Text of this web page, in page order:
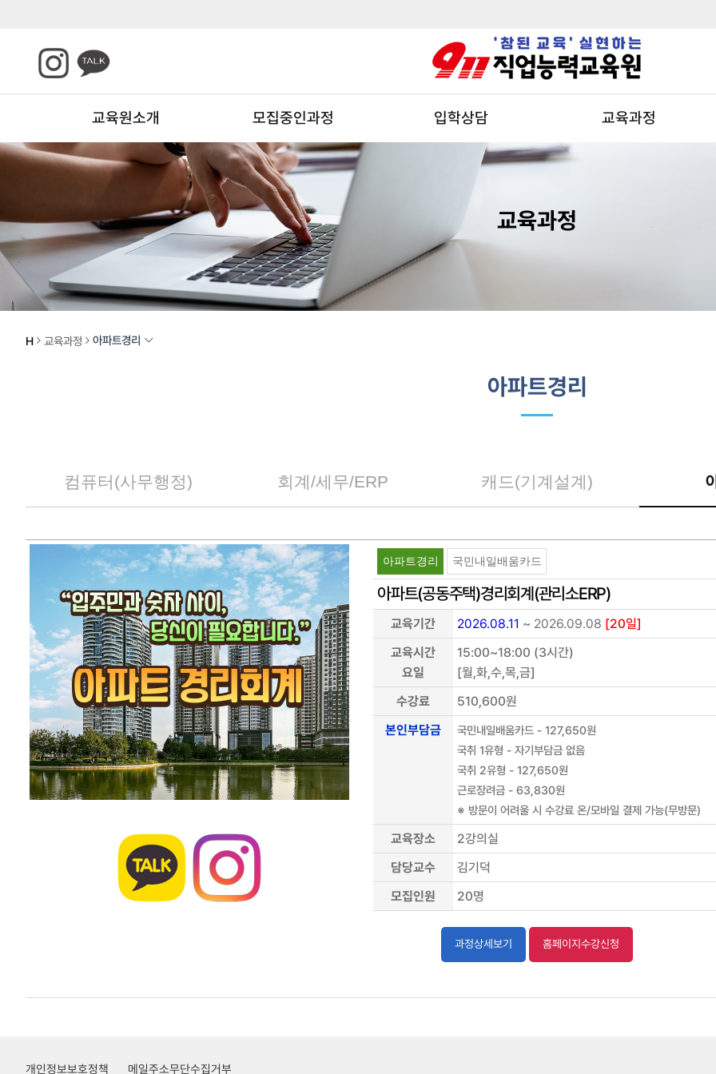
교육원소개 모집중인과정 입학상담 교육과정
교육과정
H 교육과정 아파트경리
아파트경리
컴퓨터(사무행정) 회계/세무/ERP 캐드(기계설계)
아파트경리 국민내일배움카드
아파트(공동주택)경리회계(관리소ERP)
교육기간 2026.08.11 ~ 2026.09.08 [20일]
교육시간
요일
15:00~18:00 (3시간)
[월,화,수,목,금]
수강료
510,600원
본인부담금
국민내일배움카드 - 127,650원
국취 1유형 - 자기부담금 없음
국취 2유형 - 127,650원
근로장려금 - 63,830원
※ 방문이 어려울 시 수강료 온/모바일 결제 가능(무방문)
교육장소
2강의실
담당교수
김기덕
모집인원
20명
과정상세보기 홈페이지수강신청
개인정보보호정책 메일주소무단수집거부